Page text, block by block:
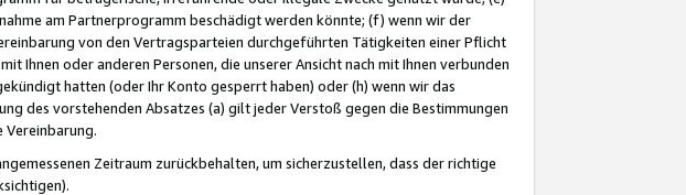
am Partnerprogramm beschädigt werden könnte; (f) wenn wir der
von den Vertragsparteien durchgeführten Tätigkeiten einer Pflicht
oder anderen Personen, die unserer Ansicht nach mit Ihnen verbunden
hatten (oder Ihr Konto gesperrt haben) oder (h) wenn wir das
des vorstehenden Absatzes (a) gilt jeder Verstoß gegen die Bestimmungen
Zeitraum zurückbehalten, um sicherzustellen, dass der richtige